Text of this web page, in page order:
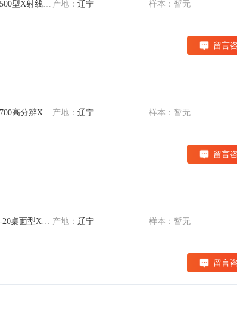
型X射线衍射仪 产地： 辽宁 样本：暂无
留言
分辨X 射线衍射仪 产地： 辽宁 样本：暂无
留言
面型X射线衍射仪 产地： 辽宁 样本：暂无
留言